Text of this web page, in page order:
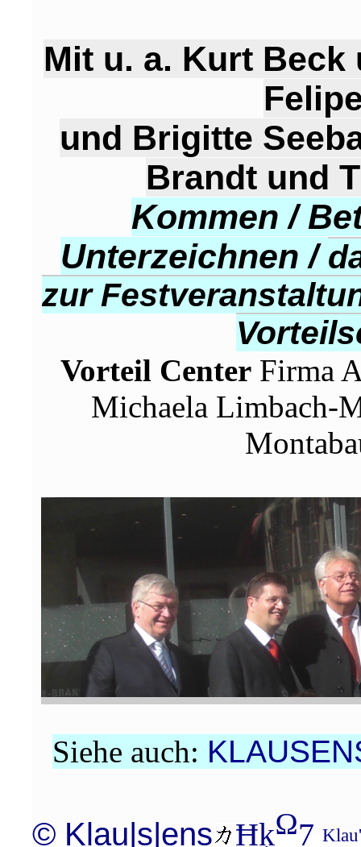
Mit u. a. Kurt
und Brigitte
Brandt und
Kommen /
Unterzeichnen /
zur
Vorteil CenterFirma
Michaela Limbach-
Siehe auch:
© Klau|s|ens ĦķΩ7